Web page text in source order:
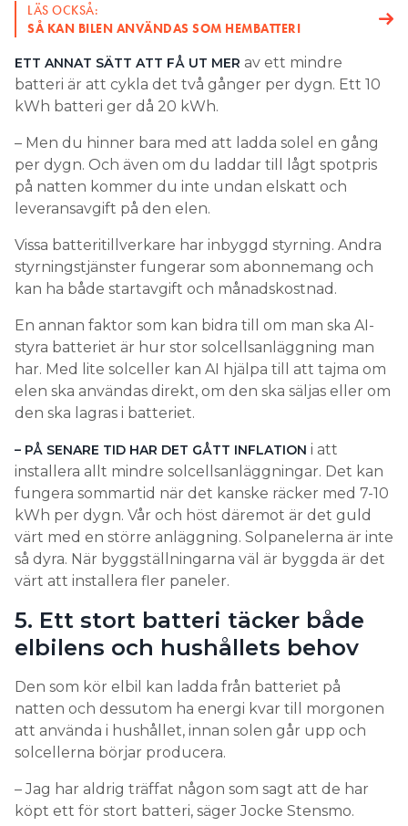
LÄS OCKSÅ:
SÅ KAN BILEN ANVÄNDAS SOM HEMBATTERI
ETT ANNAT SÄTT ATT FÅ UT MER av ett mindre
batteri är att cykla det två gånger per dygn. Ett 10
kWh batteri ger då 20 kWh.
– Men du hinner bara med att ladda solel en gång
per dygn. Och även om du laddar till lågt spotpris
på natten kommer du inte undan elskatt och
leveransavgift på den elen.
Vissa batteritillverkare har inbyggd styrning. Andra
styrningstjänster fungerar som abonnemang och
kan ha både startavgift och månadskostnad.
En annan faktor som kan bidra till om man ska AI-
styra batteriet är hur stor solcellsanläggning man
har. Med lite solceller kan AI hjälpa till att tajma om
elen ska användas direkt, om den ska säljas eller om
den ska lagras i batteriet.
– PÅ SENARE TID HAR DET GÅTT INFLATION i att
installera allt mindre solcellsanläggningar. Det kan
fungera sommartid när det kanske räcker med 7-10
kWh per dygn. Vår och höst däremot är det guld
värt med en större anläggning. Solpanelerna är inte
så dyra. När byggställningarna väl är byggda är det
värt att installera fler paneler.
5. Ett stort batteri täcker både
elbilens och hushållets behov
Den som kör elbil kan ladda från batteriet på
natten och dessutom ha energi kvar till morgonen
att använda i hushållet, innan solen går upp och
solcellerna börjar producera.
– Jag har aldrig träffat någon som sagt att de har
köpt ett för stort batteri, säger Jocke Stensmo.